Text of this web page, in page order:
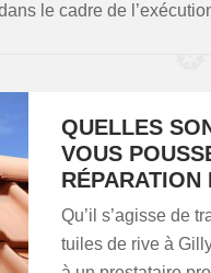
le cadre de
QUELLES
VOUS
RÉPARATION
Qu’il s’agisse de
tuiles de rive à